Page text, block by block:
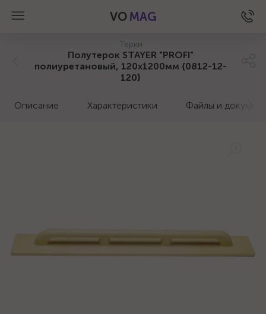
VO MAG
Терки
Полутерок STAYER "PROFI"
полиуретановый, 120x1200мм {0812-12-
120}
Описание Характеристики Файлы и